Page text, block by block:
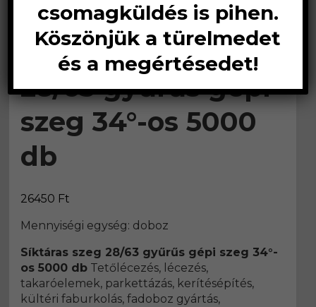
Síktáras szeg
28/63 gyűrűs gépi
szeg 34°-os 5000
db
26450 Ft
Mennyiségi egység: doboz
Síktáras szeg 28/63 gyűrűs gépi szeg 34°-
os 5000 db Tetőlécezés, lécezés,
takaróelemek, parkettázás, kerítésépítés,
kültéri faburkolás, fadoboz gyártás,
csomagküldés is pihen.
Köszönjük a türelmedet
és a megértésedet!